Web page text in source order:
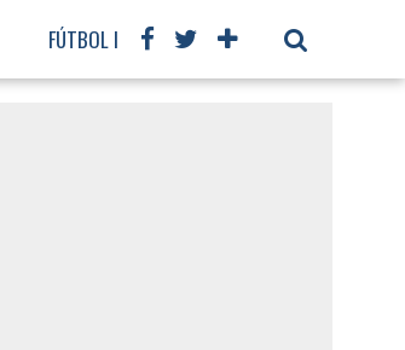
FÚTBOL INTERNACIONAL